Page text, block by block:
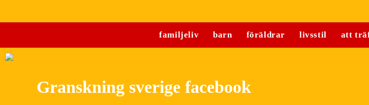
familjeliv barn föräldrar livsstil att
Granskning sverige facebook